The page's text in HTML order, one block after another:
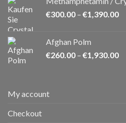
€300.00 – €1,390.00
Afghan Polm
€260.00 – €1,930.00
My account
Checkout